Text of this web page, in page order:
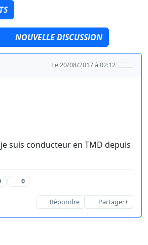
NOUVELLE DISCUSSION
Le 20/08/2017 à 02:12
suis conducteur en TMD depuis
0
Répondre Partager